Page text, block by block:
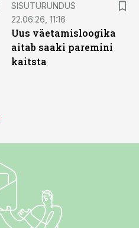
SISUTURUNDUS
22.06.26, 11:16
Uus väetamisloogika
aitab saaki paremini
kaitsta